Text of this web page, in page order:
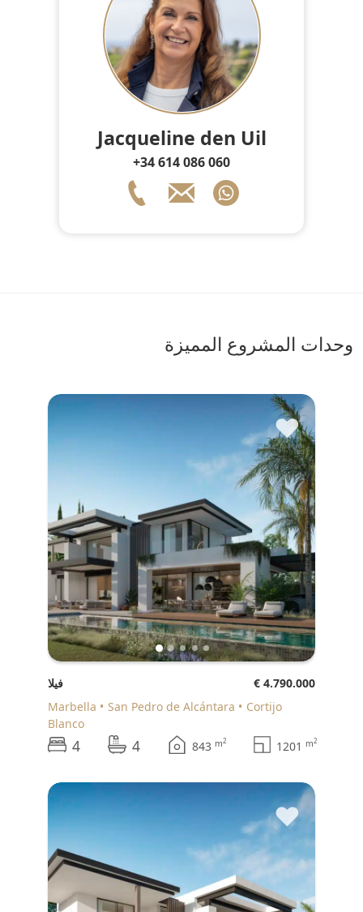
Jacqueline den Uil
+34 614 086 060
وحدات المشروع المميزة
♥
فيلا
€ 4.790.000
Marbella
San Pedro de Alcántara
Cortijo
Blanco
4 4 843 m2 1201 m2
♥